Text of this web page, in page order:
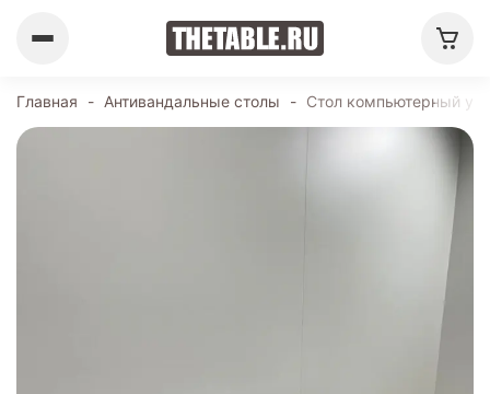
Главная - Антивандальные столы - Стол компьютерный